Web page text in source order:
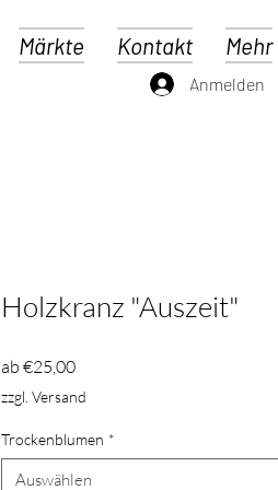
Märkte Kontakt Mehr
Anmelden
Holzkranz "Auszeit"
ab €25,00Sale-
Preis
zzgl. Versand
Trockenblumen *
Auswählen